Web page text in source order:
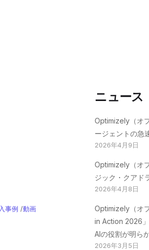
事例 /動画
ニュース
Optimizely（オ
ージェントの急
2026年4月9日
Optimizely（オ
ジック・クアド
2026年4月8日
Optimizely（オ
in Action 2026
AIの役割が明ら
2026年3月5日